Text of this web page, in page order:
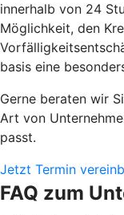
innerhalb von 24
Möglichkeit, den
basis eine
Gerne beraten wir
Art von
passt.
Jetzt Termin
FAQ zum